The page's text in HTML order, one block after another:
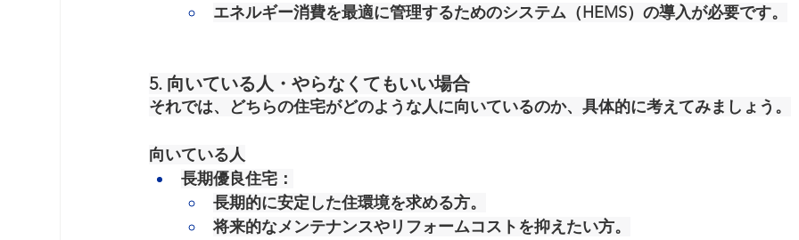
エネルギー消費を最適に管理するためのシステム（HEMS）の導入が必要です。
5. 向いている人・やらなくてもいい場合
それでは、どちらの住宅がどのような人に向いているのか、具体的に考えてみましょう。
向いている人
長期優良住宅 ：
長期的に安定した住環境を求める方。
将来的なメンテナンスやリフォームコストを抑えたい方。